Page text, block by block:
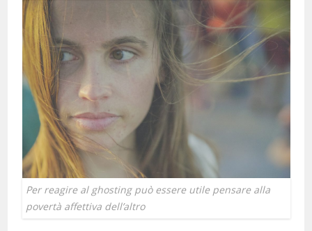
Per reagire al ghosting può essere utile pensare alla
povertà affettiva dell’altro